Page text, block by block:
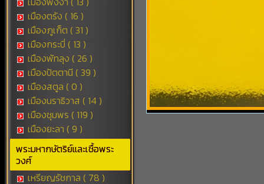
เมืองตรัง ( 16 )
เมืองภูเก็ต ( 31 )
เมืองกระบี่ ( 13 )
เมืองพัทลุง ( 26 )
เมืองปัตตานี ( 39 )
เมืองสตูล ( 0 )
เมืองนราธิวาส ( 14 )
เมืองชุมพร ( 119 )
เมืองยะลา ( 9 )
พระมหากษัตริย์และเชื้อพระ
วงศ์
เหรียญรัชกาล ( 78 )